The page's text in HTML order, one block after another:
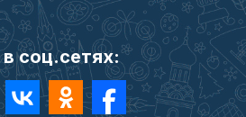
соц.сетях: